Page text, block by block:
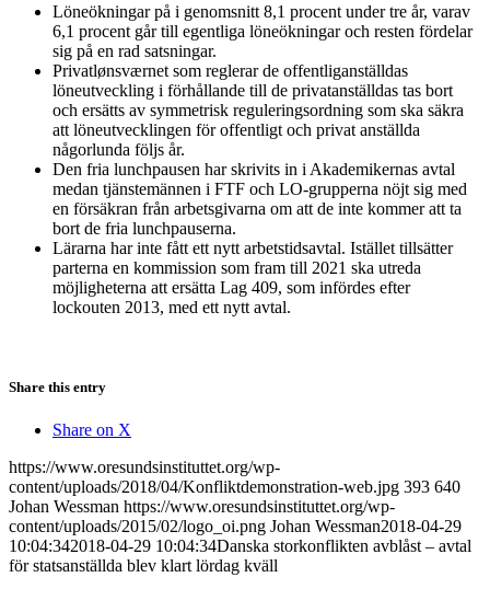
Löneökningar på i genomsnitt 8,1 procent under tre år, varav
6,1 procent går till egentliga löneökningar och resten fördelar
sig på en rad satsningar.
Privatlønsværnet som reglerar de offentliganställdas
löneutveckling i förhållande till de privatanställdas tas bort
och ersätts av symmetrisk reguleringsordning som ska säkra
att löneutvecklingen för offentligt och privat anställda
någorlunda följs år.
Den fria lunchpausen har skrivits in i Akademikernas avtal
medan tjänstemännen i FTF och LO-grupperna nöjt sig med
en försäkran från arbetsgivarna om att de inte kommer att ta
bort de fria lunchpauserna.
Lärarna har inte fått ett nytt arbetstidsavtal. Istället tillsätter
parterna en kommission som fram till 2021 ska utreda
möjligheterna att ersätta Lag 409, som infördes efter
lockouten 2013, med ett nytt avtal.
Share this entry
Share on X
https://www.oresundsinstituttet.org/wp-
content/uploads/2018/04/Konfliktdemonstration-web.jpg 393 640
Johan Wessman https://www.oresundsinstituttet.org/wp-
content/uploads/2015/02/logo_oi.png Johan Wessman2018-04-29
10:04:342018-04-29 10:04:34Danska storkonflikten avblåst – avtal
för statsanställda blev klart lördag kväll